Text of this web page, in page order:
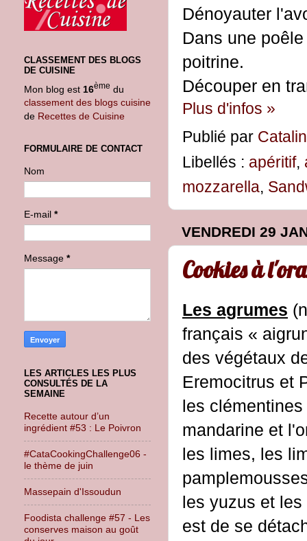
Dénoyauter
Dans une
poitrine.
Découper en
Plus d'infos »
Publié par
Libellés : apéritif,
mozzarella,
VENDREDI 29
Cookies à
Les agrumes
français «
des végétaux
Eremocitrus et
les
mandarine et
les limes, les
les yuzus et
est de se
CLASSEMENT DES BLOGS
DE CUISINE
Mon blog est 16ème du
classement des blogs cuisine
de Recettes de Cuisine
FORMULAIRE DE CONTACT
Nom
E-mail *
Message *
LES ARTICLES LES PLUS
CONSULTÉS DE LA
SEMAINE
Recette autour d’un
ingrédient #53 : Le Poivron
#CataCookingChallenge06 -
le thème de juin
Massepain d'Issoudun
Foodista challenge #57 - Les
conserves maison au goût